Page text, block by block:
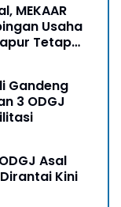
MEKAAR
Usaha
Tetap
Gandeng
3 ODGJ
Asal
Kini